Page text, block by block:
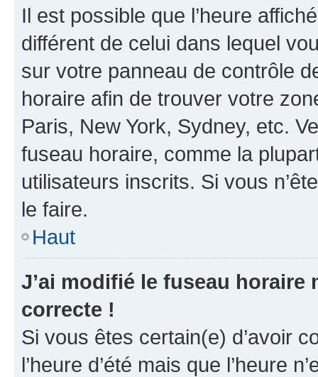
Il est possible que l’heure
différent de celui dans lequel
sur votre panneau de contrôle
horaire afin de trouver votre
Paris, New York, Sydney, etc.
fuseau horaire, comme la
utilisateurs inscrits. Si vous
le faire.
Haut
J’ai modifié le fuseau horaire
correcte !
Si vous êtes certain(e) d’avoir
l’heure d’été mais que l’heure